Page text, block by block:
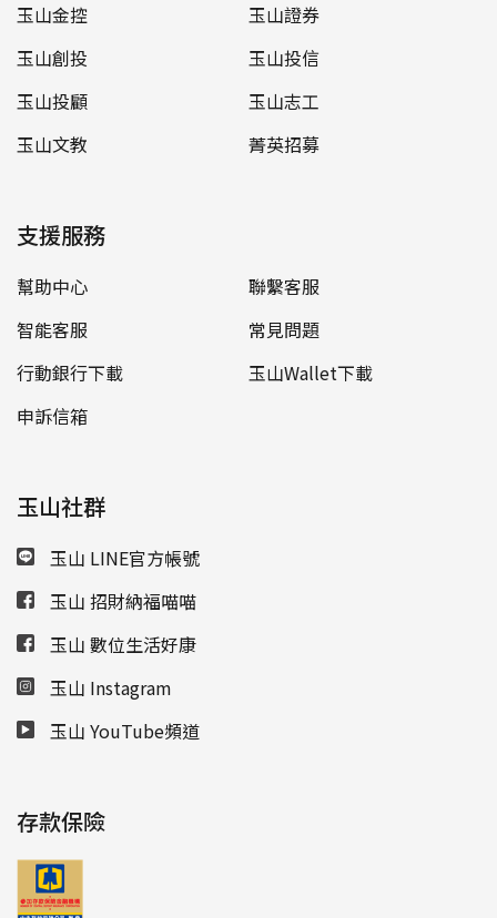
玉山金控
玉山證券
玉山創投
玉山投信
玉山投顧
玉山志工
玉山文教
菁英招募
支援服務
幫助中心
聯繫客服
智能客服
常見問題
行動銀行下載
玉山Wallet下載
申訴信箱
玉山社群
玉山 LINE官方帳號
玉山 招財納福喵喵
玉山 數位生活好康
玉山 Instagram
玉山 YouTube頻道
存款保險